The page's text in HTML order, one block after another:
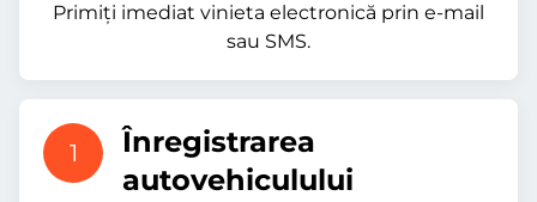
Primiți imediat vinieta electronică prin e-mail
sau SMS.
1
Înregistrarea
autovehiculului